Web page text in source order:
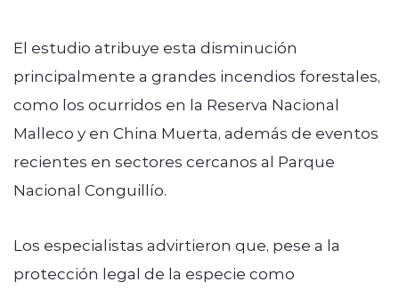
El estudio atribuye esta disminución
principalmente a grandes incendios forestales,
como los ocurridos en la Reserva Nacional
Malleco y en China Muerta, además de eventos
recientes en sectores cercanos al Parque
Nacional Conguillío.
Los especialistas advirtieron que, pese a la
protección legal de la especie como